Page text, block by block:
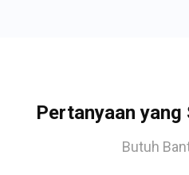
Pertanyaan yang
Butuh